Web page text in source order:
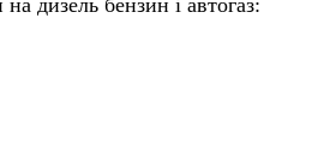
дизель бензин і автогаз: